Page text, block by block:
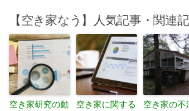
【空き家なう】人気記事・関連
空き家研究の動
空き家に関する
空き家の不